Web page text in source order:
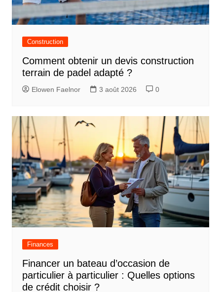
Construction
Comment obtenir un devis construction
terrain de padel adapté ?
Elowen Faelnor 3 août 2026 0
Finances
Financer un bateau d’occasion de
particulier à particulier : Quelles options
de crédit choisir ?